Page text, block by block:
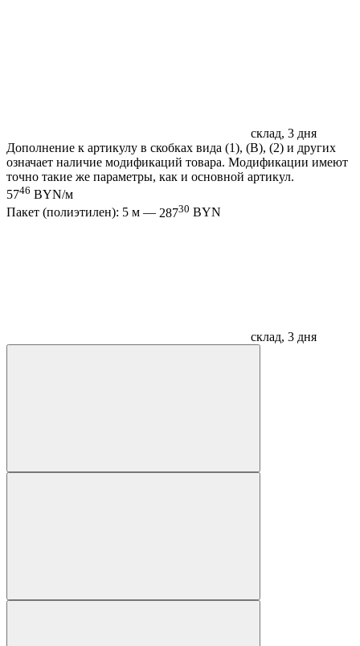
склад, 3 дня
Дополнение к артикулу в скобках вида (1), (B), (2) и других
означает наличие модификаций товара. Модификации имеют
точно такие же параметры, как и основной артикул.
5746 BYN/м
Пакет (полиэтилен): 5 м — 28730 BYN
склад, 3 дня